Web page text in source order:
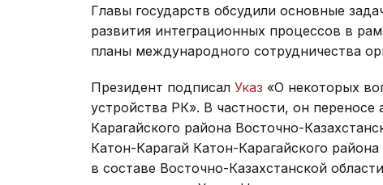
Главы государств обсудили основные
развития интеграционных процессов в
планы международного сотрудничества
Президент подписал Указ «О некоторых
устройства РК». В частности, он
Карагайского района Восточно-
Катон-Карагай Катон-Карагайского
в составе Восточно-Казахстанской